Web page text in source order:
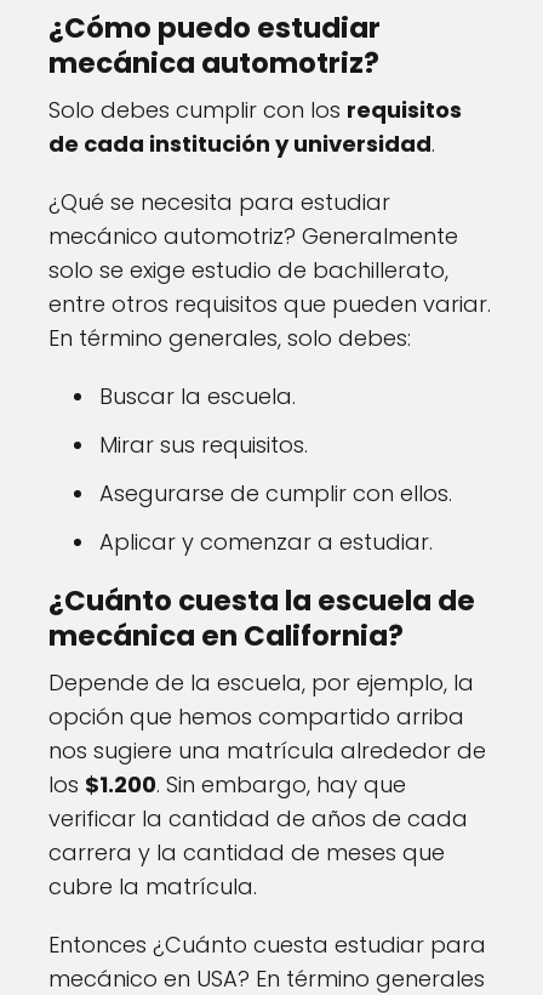
¿Cómo puedo estudiar
mecánica automotriz?
Solo debes cumplir con los requisitos
de cada institución y universidad.
¿Qué se necesita para estudiar
mecánico automotriz? Generalmente
solo se exige estudio de bachillerato,
entre otros requisitos que pueden variar.
En término generales, solo debes:
Buscar la escuela.
Mirar sus requisitos.
Asegurarse de cumplir con ellos.
Aplicar y comenzar a estudiar.
¿Cuánto cuesta la escuela de
mecánica en California?
Depende de la escuela, por ejemplo, la
opción que hemos compartido arriba
nos sugiere una matrícula alrededor de
los $1.200. Sin embargo, hay que
verificar la cantidad de años de cada
carrera y la cantidad de meses que
cubre la matrícula.
Entonces ¿Cuánto cuesta estudiar para
mecánico en USA? En término generales